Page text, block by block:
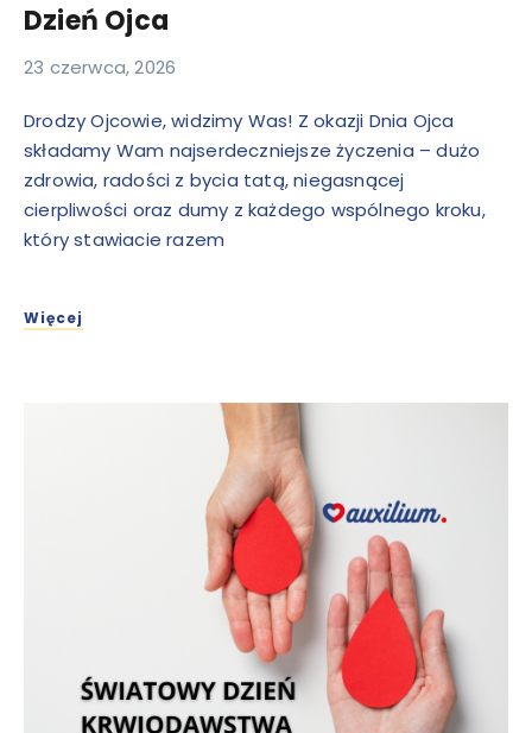
Dzień Ojca
23 czerwca, 2026
Drodzy Ojcowie, widzimy Was! Z okazji Dnia Ojca
składamy Wam najserdeczniejsze życzenia – dużo
zdrowia, radości z bycia tatą, niegasnącej
cierpliwości oraz dumy z każdego wspólnego kroku,
który stawiacie razem
Więcej